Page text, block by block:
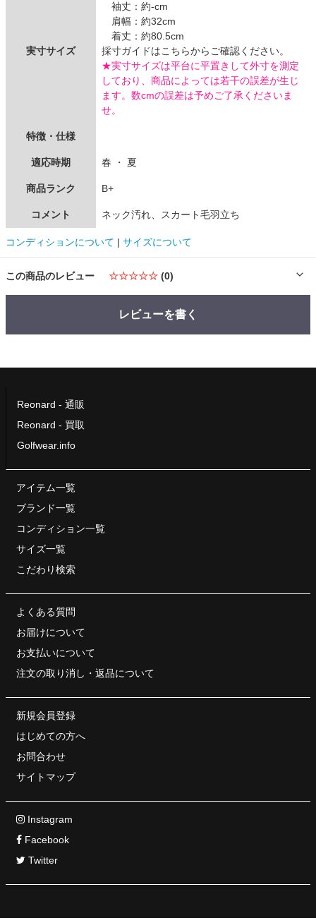
実寸サイズ
袖丈：約-cm
肩幅：約32cm
着丈：約80.5cm
採寸ガイドはこちらからご確認ください。
★実寸サイズは平台に平置きして外寸を測定
しており、商品によっては若干の誤差が生じ
ます。数cmの誤差は予めご了承くださいま
せ。
特徴・仕様
適応時期 春 ・ 夏
商品ランク B+
コメント ネック汚れ、スカート毛羽立ち
コンディションについて | サイズについて
この商品のレビュー ☆☆☆☆☆ (0)
レビューを書く
Reonard - 通販
Reonard - 買取
Golfwear.info
アイテム一覧
ブランド一覧
コンディション一覧
サイズ一覧
こだわり検索
よくある質問
お届けについて
お支払いについて
注文の取り消し・ 返品について
新規会員登録
はじめての方へ
お問合わせ
サイトマップ
Instagram
Facebook
Twitter